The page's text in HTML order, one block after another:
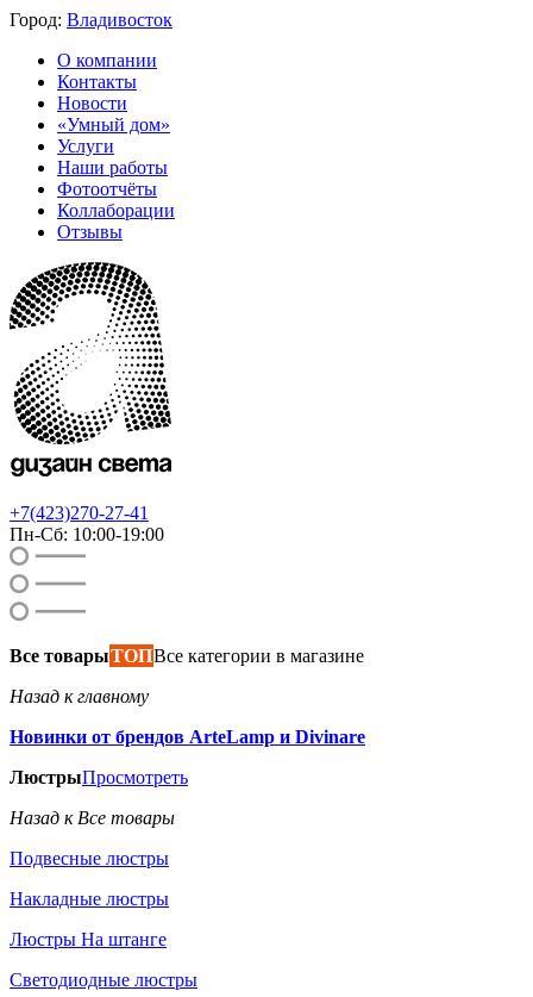
Город: Владивосток
О компании
Контакты
Новости
«Умный дом»
Услуги
Наши работы
Фотоотчёты
Коллаборации
Отзывы
+7(423)270-27-41
Пн-Сб: 10:00-19:00
Все товарыТОПВсе категории в магазине
Назад к главному
Новинки от брендов ArteLamp и Divinare
ЛюстрыПросмотреть
Назад к Все товары
Подвесные люстры
Накладные люстры
Люстры На штанге
Светодиодные люстры